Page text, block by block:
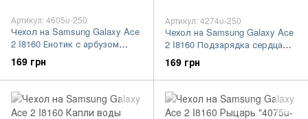
Артикул: 4605u-250
Чехол на Samsung Galaxy Ace
2 I8160 Енотик с арбузом
"4605u-250-7105"
169 грн
Артикул: 4274u-250
Чехол на Samsung Galaxy Ace
2 I8160 Подзарядка сердца
"4274u-250-7105"
169 грн